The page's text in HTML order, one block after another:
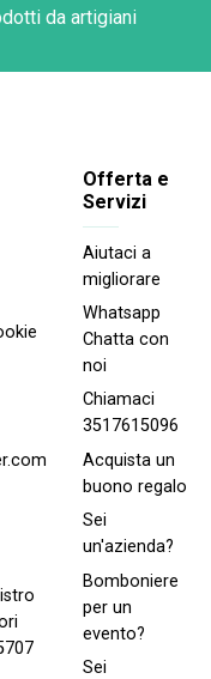
da artigiani
Offerta e
Servizi
Aiutaci a
migliorare
Whatsapp
Chatta con
noi
Chiamaci
3517615096
Acquista un
buono regalo
Sei
un'azienda?
Bomboniere
per un
evento?
Sei